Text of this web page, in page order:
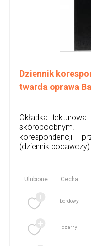
Dziennik
twarda oprawa
Okładka
korespondencji
(dziennik
Ulubione Cecha
bordowy
czarny